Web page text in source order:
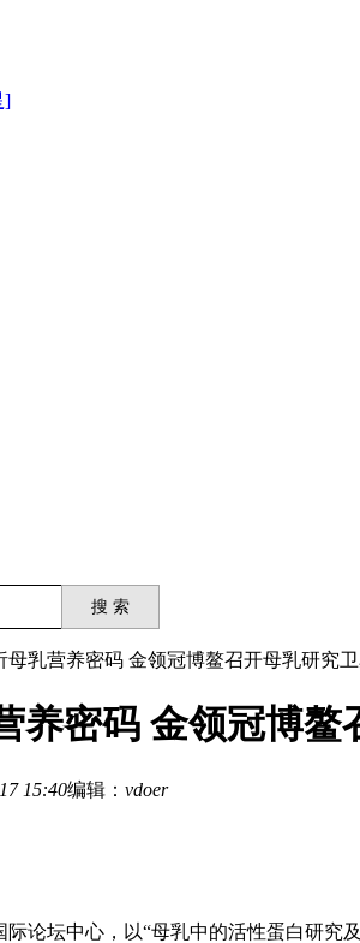
]
母乳营养密码 金领冠博鳌召开母乳研究
养密码 金领冠博鳌
15:40编辑： vdoer
际论坛中心，以“母乳中的活性蛋白研